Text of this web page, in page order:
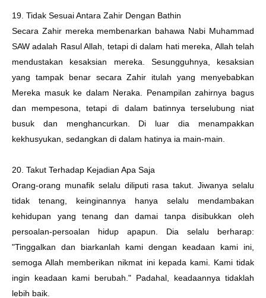
19. Tidak Sesuai Antara Zahir Dengan Bathin
Secara Zahir mereka membenarkan bahawa Nabi Muhammad
SAW adalah Rasul Allah, tetapi di dalam hati mereka, Allah telah
mendustakan kesaksian mereka. Sesungguhnya, kesaksian
yang tampak benar secara Zahir itulah yang menyebabkan
Mereka masuk ke dalam Neraka. Penampilan zahirnya bagus
dan mempesona, tetapi di dalam batinnya terselubung niat
busuk dan menghancurkan. Di luar dia menampakkan
kekhusyukan, sedangkan di dalam hatinya ia main-main.
20. Takut Terhadap Kejadian Apa Saja
Orang-orang munafik selalu diliputi rasa takut. Jiwanya selalu
tidak tenang, keinginannya hanya selalu mendambakan
kehidupan yang tenang dan damai tanpa disibukkan oleh
persoalan-persoalan hidup apapun. Dia selalu berharap:
"Tinggalkan dan biarkanlah kami dengan keadaan kami ini,
semoga Allah memberikan nikmat ini kepada kami. Kami tidak
ingin keadaan kami berubah." Padahal, keadaannya tidaklah
lebih baik.